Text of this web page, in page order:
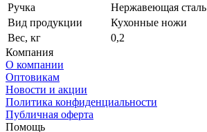
Ручка
Нержавеющая сталь
Вид продукции
Кухонные ножи
Вес, кг
0,2
Компания
О компании
Оптовикам
Новости и акции
Политика конфиденциальности
Публичная оферта
Помощь